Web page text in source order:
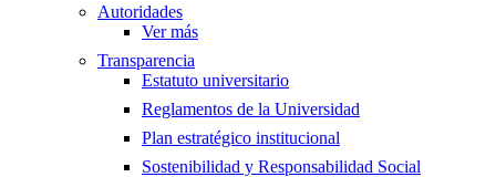
Autoridades
Ver más
Transparencia
Estatuto universitario
Reglamentos de la Universidad
Plan estratégico institucional
Sostenibilidad y Responsabilidad Social